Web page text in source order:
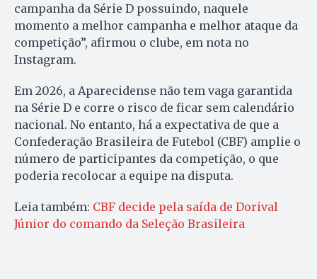
campanha da Série D possuindo, naquele
momento a melhor campanha e melhor ataque da
competição”, afirmou o clube, em nota no
Instagram.
Em 2026, a Aparecidense não tem vaga garantida
na Série D e corre o risco de ficar sem calendário
nacional. No entanto, há a expectativa de que a
Confederação Brasileira de Futebol (CBF) amplie o
número de participantes da competição, o que
poderia recolocar a equipe na disputa.
Leia também: CBF decide pela saída de Dorival
Júnior do comando da Seleção Brasileira